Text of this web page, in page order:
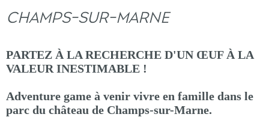
CHAMPS-SUR-MARNE
PARTEZ À LA RECHERCHE D'UN ŒUF À LA
VALEUR INESTIMABLE !
Adventure game à venir vivre en famille dans le
parc du château de Champs-sur-Marne.